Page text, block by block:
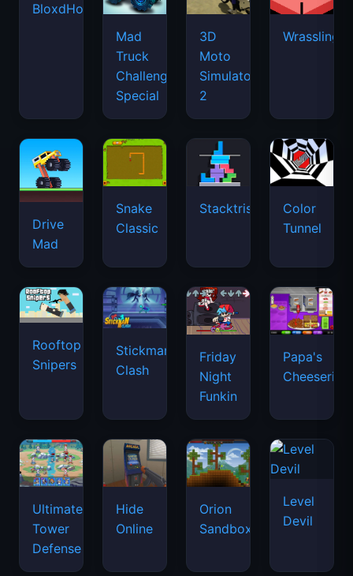
BloxdHop.io
Mad
Truck
Challenge
Special
3D
Moto
Simulator
2
Wrassling
Drive
Mad
Snake
Classic
Stacktris
Color
Tunnel
Rooftop
Snipers
Stickman
Clash
Friday
Night
Funkin
Papa's
Cheeseria
Ultimate
Tower
Defense
Hide
Online
Orion
Sandbox
Level
Devil